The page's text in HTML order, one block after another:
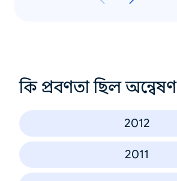
কি প্রবণতা ছিল অন্বেষণ
2012
2011